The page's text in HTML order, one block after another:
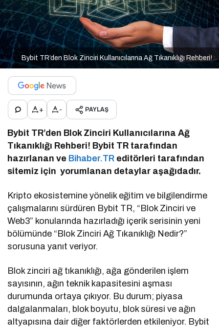
Bybit TR’den Blok Zinciri Kullanıcılarına Ağ Tıkanıklığı Rehberi!
+ - PAYLAŞ
Bybit TR’den Blok Zinciri Kullanıcılarına Ağ
Tıkanıklığı Rehberi! Bybit TR tarafından
hazırlanan ve Bihaber.TR editörleri tarafından
sitemiz için yorumlanan detaylar aşağıdadır.
Kripto ekosistemine yönelik eğitim ve bilgilendirme
çalışmalarını sürdüren Bybit TR, “Blok Zinciri ve
Web3” konularında hazırladığı içerik serisinin yeni
bölümünde “Blok Zinciri Ağ Tıkanıklığı Nedir?”
sorusuna yanıt veriyor.
Blok zinciri ağ tıkanıklığı, ağa gönderilen işlem
sayısının, ağın teknik kapasitesini aşması
durumunda ortaya çıkıyor. Bu durum; piyasa
dalgalanmaları, blok boyutu, blok süresi ve ağın
altyapısına dair diğer faktörlerden etkileniyor. Bybit